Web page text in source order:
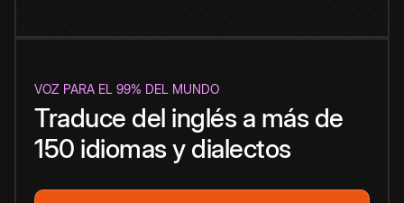
VOZ PARA EL 99% DEL MUNDO
Traduce del inglés a más de
150 idiomas y dialectos